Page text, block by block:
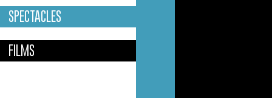
SPECTACLES
FILMS